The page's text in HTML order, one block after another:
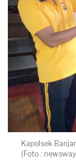
Kapolsek
(Foto :